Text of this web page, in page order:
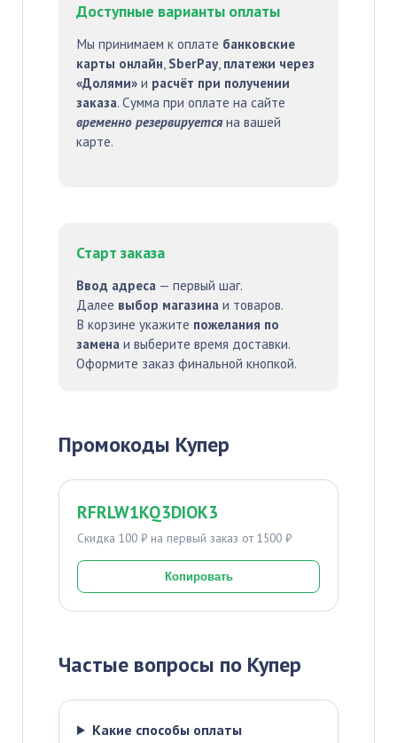
Доступные варианты оплаты
Мы принимаем к оплате банковские
карты онлайн, SberPay, платежи через
«Долями» и расчёт при получении
заказа. Сумма при оплате на сайте
временно резервируетсяна вашей
карте.
Старт заказа
Ввод адреса — первый шаг.
Далее выбор магазина и товаров.
В корзине укажите пожелания по
замена и выберите время доставки.
Оформите заказ финальной кнопкой.
Промокоды Купер
RFRLW1KQ3DIOK3
Скидка 100 ₽ на первый заказ от 1500 ₽
Копировать
Частые вопросы по Купер
Какие способы оплаты